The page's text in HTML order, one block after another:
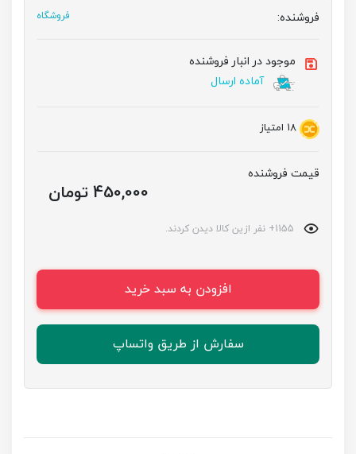
فروشنده: فروشگاه
موجود در انبار فروشنده
آماده ارسال
18 امتیاز
قیمت فروشنده
450,000 تومان
افزودن به سبد خرید
سفارش از طریق واتساپ